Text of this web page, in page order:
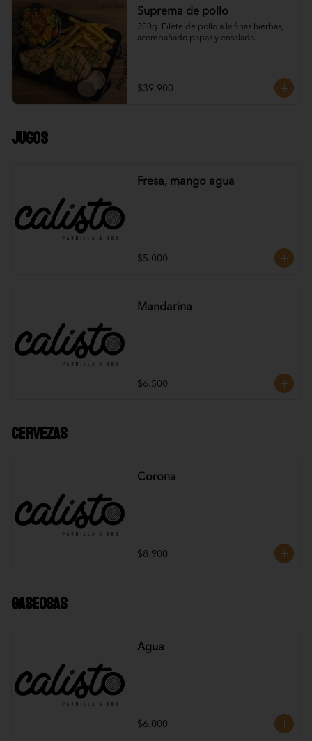
Suprema de pollo
300g. Filete de pollo a la finas hierbas,
acompañado papas y ensalada.
$39.900
Jugos
Fresa, mango agua
$5.000
Mandarina
$6.500
Cervezas
Corona
$8.900
Gaseosas
Agua
$6.000